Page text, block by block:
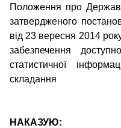
Положення про
затвердженого
від 23 вересня 2014
забезпечення
статистичної
складання
НАКАЗУЮ: